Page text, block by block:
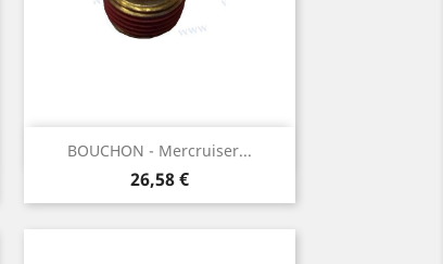
BOUCHON - Mercruiser...
Prix
26,58 €
Aperçu rapide